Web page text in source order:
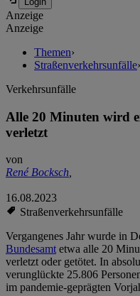
Anzeige
Anzeige
Themen›
Straßenverkehrsunfälle›
Verkehrsunfälle
Alle 20 Minuten wird
verletzt
von
René Bocksch,
16.08.2023
Straßenverkehrsunfälle
Vergangenes Jahr wurde in
Bundesamtetwa alle 20
verletzt oder getötet. In
verunglückte 25.806
im pandemie-geprägten